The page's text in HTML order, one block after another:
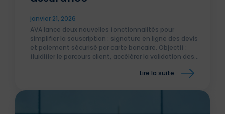
janvier 21, 2026
AVA lance deux nouvelles fonctionnalités pour
simplifier la souscription : signature en ligne des devis
et paiement sécurisé par carte bancaire. Objectif :
fluidifier le parcours client, accélérer la validation des
efficace aux assurés comme aux courtiers.
Lire la suite